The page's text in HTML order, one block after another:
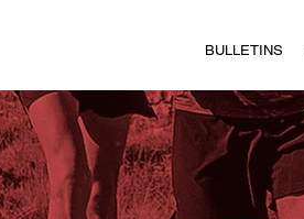
BULLETINS